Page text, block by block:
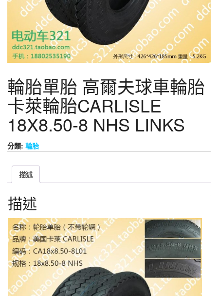
輪胎單胎 高爾夫球車輪胎
卡萊輪胎CARLISLE
18X8.50-8 NHS LINKS
分類: 輪胎
描述
描述